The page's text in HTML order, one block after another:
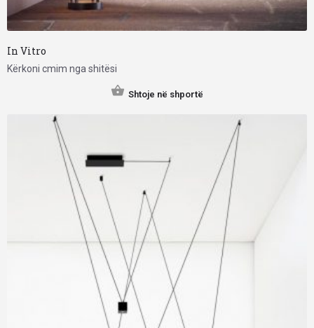
In Vitro
Kërkoni cmim nga shitësi
Shtoje në shportë